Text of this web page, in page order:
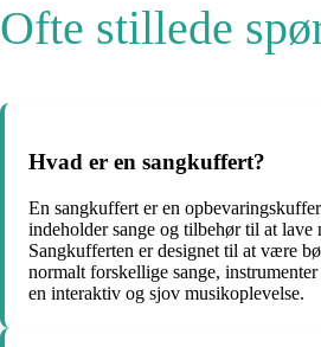
Ofte stillede
Hvad er en sangkuffert?
En sangkuffert er en
indeholder sange og tilbehør til at lave
Sangkufferten er designet til at være
normalt forskellige sange,
en interaktiv og sjov musikoplevelse.